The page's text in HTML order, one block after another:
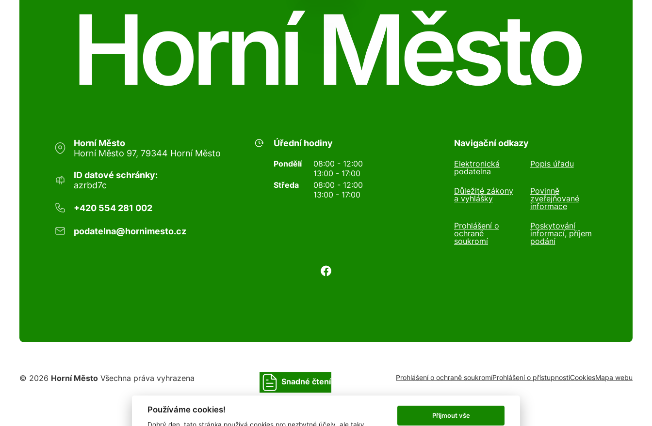
Horní Město
Horní Město
Horní Město 97, 79344 Horní Město
ID datové schránky:
azrbd7c
+420 554 281 002
podatelna@hornimesto.cz
Úřední hodiny
Pondělí
08:00 - 12:00
13:00 - 17:00
Středa
08:00 - 12:00
13:00 - 17:00
Navigační odkazy
Elektronická
podatelna
Popis úřadu
Důležité zákony
a vyhlášky
Povinně
zveřejňované
informace
Prohlášení o
ochraně
soukromí
Poskytování
informací, příjem
podání
© 2026 Horní Město Všechna práva vyhrazena Snadné čtení Prohlášení o ochraně soukromíProhlášení o přístupnostiCookiesMapa webu
Používáme cookies!
Přijmout vše